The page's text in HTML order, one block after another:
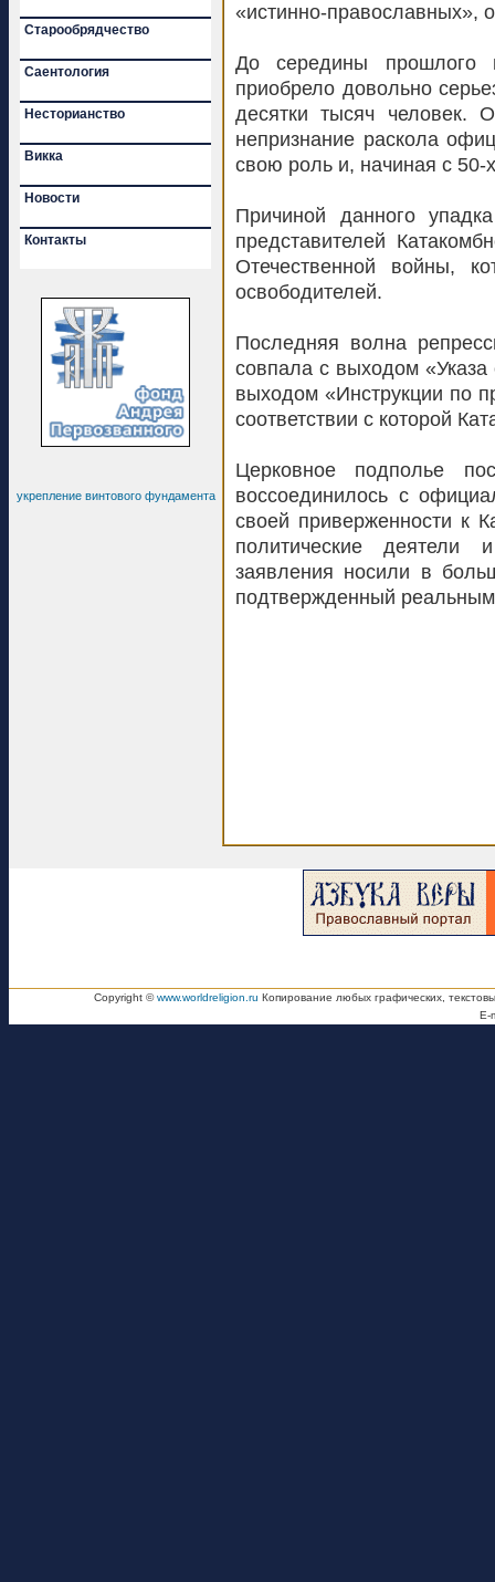
Старообрядчество
Саентология
Несторианство
Викка
Новости
Контакты
укрепление винтового фундамента
«истинно-православных»,
До середины прошлого
приобрело довольно
десятки тысяч человек.
непризнание раскола
свою роль и, начиная с 50-
Причиной данного
представителей
Отечественной войны,
освободителей.
Последняя волна
совпала с выходом «Указа
выходом «Инструкции по
соответствии с которой
Церковное подполье
воссоединилось с
своей приверженности к
политические деятели
заявления носили в
подтвержденный
Copyright ©www.worldreligion.ru Копирование любых графических,
E-